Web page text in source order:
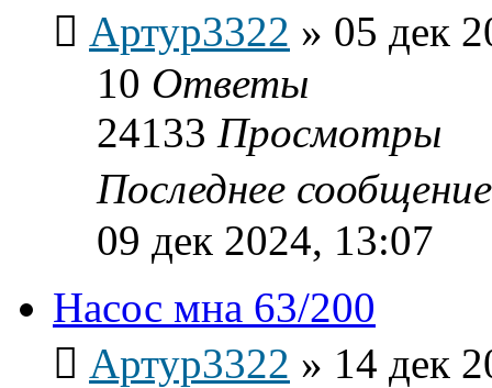
Артур3322 » 05 дек
10 Ответы
24133 Просмотры
Последнее
09 дек 2024, 13:07
Насос мна 63/200
Артур3322 » 14 дек